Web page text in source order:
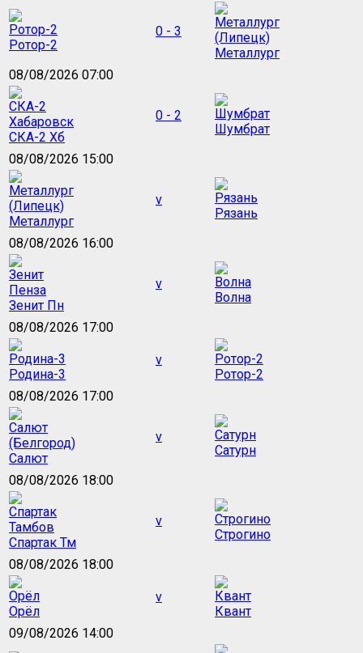
Ротор-2
0 - 3
Металлург
08/08/2026 07:00
СКА-2 Хб
0 - 2
Шумбрат
08/08/2026 15:00
Металлург
v
Рязань
08/08/2026 16:00
Зенит Пн
v
Волна
08/08/2026 17:00
Родина-3
v
Ротор-2
08/08/2026 17:00
Салют
v
Сатурн
08/08/2026 18:00
Спартак Тм
v
Строгино
08/08/2026 18:00
Орёл
v
Квант
09/08/2026 14:00